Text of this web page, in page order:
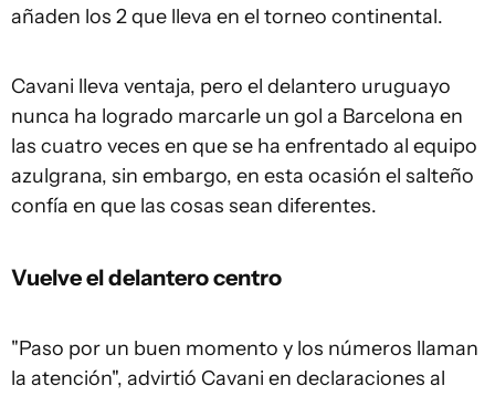
añaden los 2 que lleva en el torneo continental.
Cavani lleva ventaja, pero el delantero uruguayo
nunca ha logrado marcarle un gol a Barcelona en
las cuatro veces en que se ha enfrentado al equipo
azulgrana, sin embargo, en esta ocasión el salteño
confía en que las cosas sean diferentes.
Vuelve el delantero centro
"Paso por un buen momento y los números llaman
la atención", advirtió Cavani en declaraciones al